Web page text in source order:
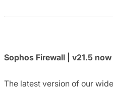
Sophos Firewall | v21.5
The latest version of our